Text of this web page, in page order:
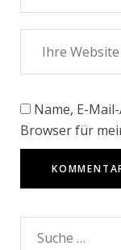
Name, E-
Browser für